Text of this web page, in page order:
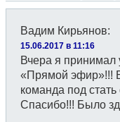
Вадим Кирьянов:
15.06.2017 в 11:16
Вчера я принимал
«Прямой эфир»!!!
команда под
Спасибо!!! Было